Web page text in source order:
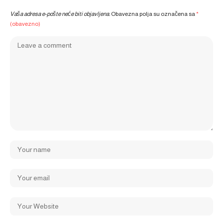
Vaša adresa e-pošte neće biti objavljena. Obavezna polja su označena sa*
(obavezno)